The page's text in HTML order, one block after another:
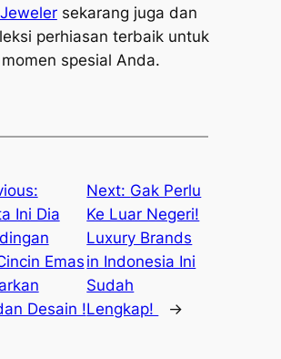
sekarang juga dan
perhiasan terbaik untuk
spesial Anda.
Ini Dia
Emas
Desain !
Next: Gak Perlu
Ke Luar Negeri!
Luxury Brands
in Indonesia Ini
Sudah
Lengkap!
→